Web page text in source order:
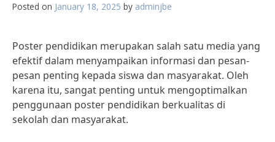
Posted on January 18, 2025 by adminjbe
Poster pendidikan merupakan salah satu media yang
efektif dalam menyampaikan informasi dan pesan-
pesan penting kepada siswa dan masyarakat. Oleh
karena itu, sangat penting untuk mengoptimalkan
penggunaan poster pendidikan berkualitas di
sekolah dan masyarakat.